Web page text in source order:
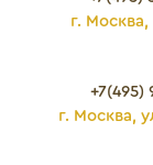
г.
+7(495)
г. Москва,